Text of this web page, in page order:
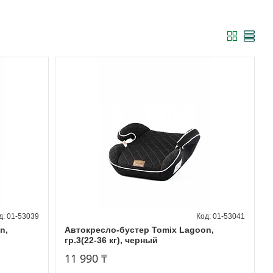
01-53039
Автокресло-бустер Tomix Lagoon,
гр.3(22-36 кг), черный
01-53041
11 990 ₸